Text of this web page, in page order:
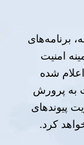
برنامه‌های
امنیت
شده
به پرورش
پیوندهای
کرد.